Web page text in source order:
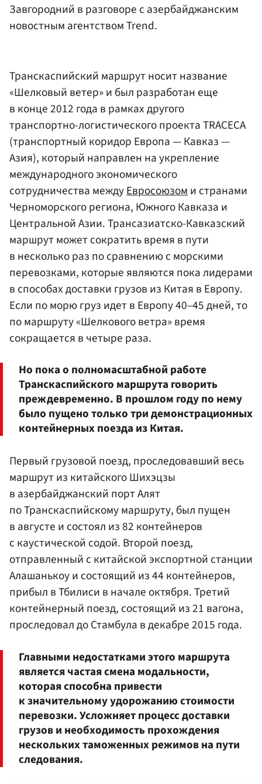
Завгородний в разговоре с азербайджанским
новостным агентством Trend.
Транскаспийский маршрут носит название
«Шелковый ветер» и был разработан еще
в конце 2012 года в рамках другого
транспортно-логистического проекта TRACECA
(транспортный коридор Европа — Кавказ —
Азия), который направлен на укрепление
международного экономического
сотрудничества междуЕвросоюзом и странами
Черноморского региона, Южного Кавказа и
Центральной Азии. Трансазиатско-Кавказский
маршрут может сократить время в пути
в несколько раз по сравнению с морскими
перевозками, которые являются пока лидерами
в способах доставки грузов из Китая в Европу.
Если по морю груз идет в Европу 40–45 дней, то
по маршруту «Шелкового ветра» время
сокращается в четыре раза.
Но пока о полномасштабной работе
Транскаспийского маршрута говорить
преждевременно. В прошлом году по нему
было пущено только три демонстрационных
контейнерных поезда из Китая.
Первый грузовой поезд, проследовавший весь
маршрут из китайского Шихэцзы
в азербайджанский порт Алят
по Транскаспийскому маршруту, был пущен
в августе и состоял из 82 контейнеров
с каустической содой. Второй поезд,
отправленный с китайской экспортной станции
Алашанькоу и состоящий из 44 контейнеров,
прибыл в Тбилиси в начале октября. Третий
контейнерный поезд, состоящий из 21 вагона,
проследовал до Стамбула в декабре 2015 года.
Главными недостатками этого маршрута
является частая смена модальности,
которая способна привести
к значительному удорожанию стоимости
перевозки. Усложняет процесс доставки
грузов и необходимость прохождения
нескольких таможенных режимов на пути
следования.